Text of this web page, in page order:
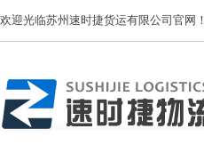
欢迎光临苏州速时捷货运有限公司官网！